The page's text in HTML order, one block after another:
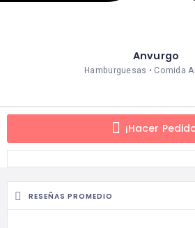
Anvurgo
Hamburguesas • Comida
¡Hacer
RESEÑAS PROMEDIO